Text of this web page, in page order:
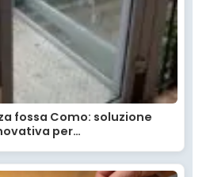
fossa Como: soluzione
per…